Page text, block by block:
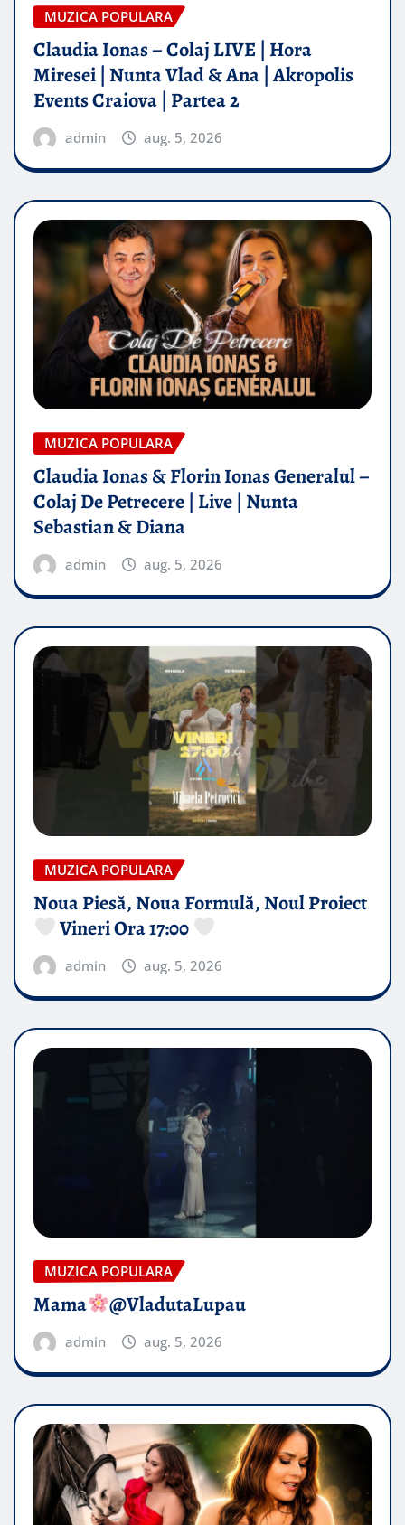
MUZICA POPULARA
Claudia Ionas – Colaj LIVE | Hora
Miresei | Nunta Vlad & Ana | Akropolis
Events Craiova | Partea 2
admin aug. 5, 2026
MUZICA POPULARA
Claudia Ionas & Florin Ionas Generalul –
Colaj De Petrecere | Live | Nunta
Sebastian & Diana
admin aug. 5, 2026
MUZICA POPULARA
Noua Piesă, Noua Formulă, Noul Proiect
Vineri Ora 17:00
admin aug. 5, 2026
MUZICA POPULARA
Mama @VladutaLupau
admin aug. 5, 2026